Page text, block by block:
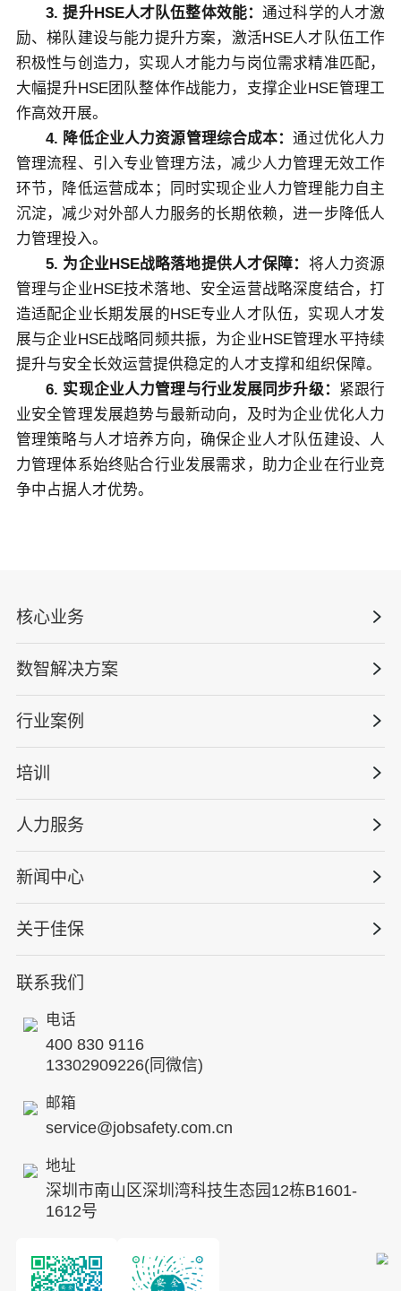
3. 提升HSE人才队伍整体效能：通过科学的人才激
励、梯队建设与能力提升方案，激活HSE人才队伍工作
积极性与创造力，实现人才能力与岗位需求精准匹配，
大幅提升HSE团队整体作战能力，支撑企业HSE管理工
作高效开展。
4. 降低企业人力资源管理综合成本：通过优化人力
管理流程、引入专业管理方法，减少人力管理无效工作
环节，降低运营成本；同时实现企业人力管理能力自主
沉淀，减少对外部人力服务的长期依赖，进一步降低人
力管理投入。
5. 为企业HSE战略落地提供人才保障： 将人力资源
管理与企业HSE技术落地、安全运营战略深度结合，打
造适配企业长期发展的HSE专业人才队伍，实现人才发
展与企业HSE战略同频共振，为企业HSE管理水平持续
提升与安全长效运营提供稳定的人才支撑和组织保障。
6. 实现企业人力管理与行业发展同步升级： 紧跟行
业安全管理发展趋势与最新动向，及时为企业优化人力
管理策略与人才培养方向，确保企业人才队伍建设、人
力管理体系始终贴合行业发展需求，助力企业在行业竞
争中占据人才优势。
联系我们
电话
400 830 9116
13302909226(同微信)
邮箱
service@jobsafety.com.cn
地址
深圳市南山区深圳湾科技生态园12栋B1601-
1612号
核心业务
数智安全科技
安全战略咨询
管理体系建设
安全技能提升
工程安全服务
巡查监督审计
HSE专家服务
数智解决方案
量化安全云
智慧化系统
智能终端
行业案例
政府安全监管
工程建设/地产物业
能源电力
仓储物流
水利水务
核电工程与运营
其他案例
培训
版权安全课程
行业定制课程
资质与专业技能版权课
国际证书课程
人力服务
高薪岗位
HSE 专家服务
人力资源服务
新闻中心
公司新闻
蛇口安全论坛
关于佳保
公司简介
企业文化
专家团队
发展历程
招贤纳士
ESG
8S安全服务联盟
投资者关系